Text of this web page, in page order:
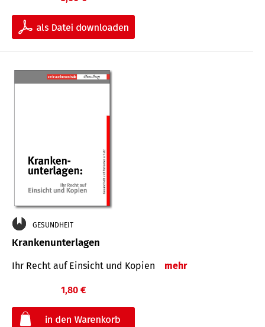
GESUNDHEIT
Krankenunterlagen
Ihr Recht auf Einsicht und Kopien mehr
1,80 €